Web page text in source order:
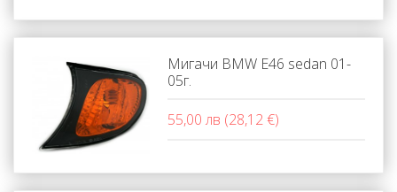
Мигачи BMW E46 sedan 01-
05г.
55,00 лв (28,12 €)